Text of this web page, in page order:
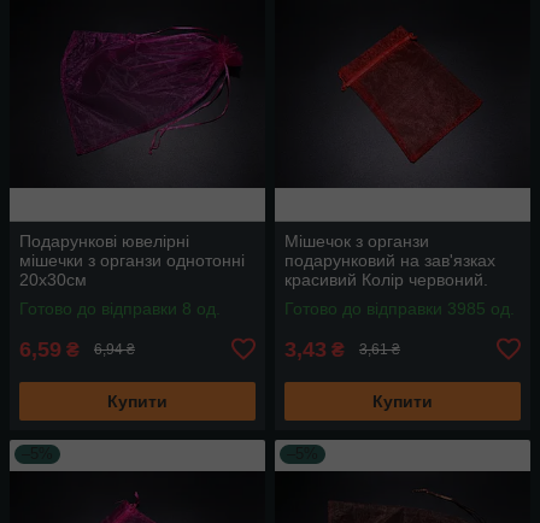
Подарункові ювелірні
мішечки з органзи однотонні
20х30см
Готово до відправки 8 од.
6,59 ₴ 6,94 ₴
Купити
Мішечок з органзи
подарунковий на зав'язках
красивий Колір червоний.
13х18см
Готово до відправки 3985 од.
3,43 ₴ 3,61 ₴
Купити